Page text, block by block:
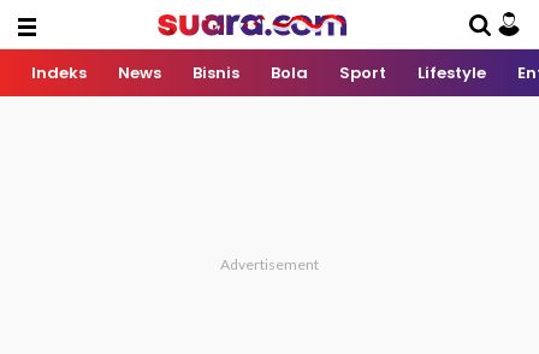
Indeks News Bisnis Bola Sport Lifestyle